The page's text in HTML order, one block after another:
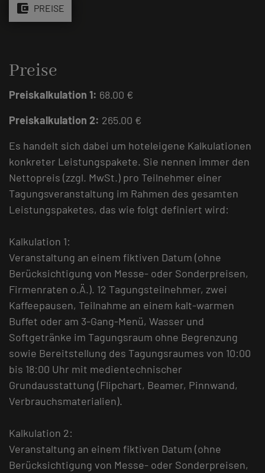
account_balance_wallet PREISE
Preise
Preiskalkulation 1: 68.00 €
Preiskalkulation 2: 265.00 €
Es handelt sich dabei um hoteleigene Kalkulationen
konkreter Leistungspakete. Sie nennen immer den
Nettopreis (zzgl. MwSt.) pro Teilnehmer einer
Tagungsveranstaltung im Rahmen des gesamten
Leistungspaketes, das wie folgt definiert wird:
Kalkulation 1:
Veranstaltung an einem fiktiven Datum (ohne
Berücksichtigung von Messe- oder Sonderpreisen,
Firmenraten o.Ä.). 12 Tagungsteilnehmer, zwei
Kaffeepausen, Teilnahme an einem kalt-warmen
Buffet oder am 3-Gang-Menü, Wasser und
Softgetränke im Tagungsraum ohne Begrenzung
sowie Bereitstellung des Tagungsraumes von 10:00
bis 18:00 Uhr mit medientechnischer
Grundausstattung (Flipchart, Beamer, Pinnwand,
Verbrauchsmaterialien).
Kalkulation 2:
Veranstaltung an einem fiktiven Datum (ohne
Berücksichtigung von Messe- oder Sonderpreisen,